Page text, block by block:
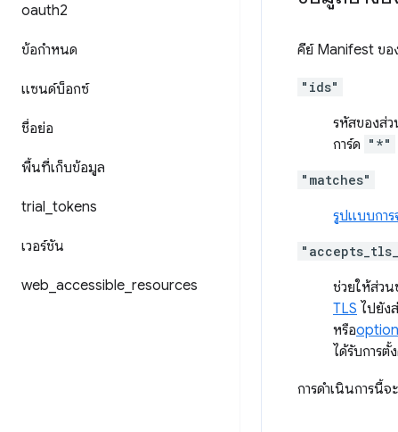
oauth2
ข้อกําหนด
แซนด์บ็อกซ์
ชื่อย่อ
พื้นที่เก็บข้อมูล
trial tokens
เวอร์ชัน
web accessible resources
คีย์ Manifest ขอ
"ids"
รหัสของส่ว
การ์ด "*"
"matches"
รูปแบบกา
ช่วยให้ส่ว
TLS ไปยัง
หรือ
ได้รับการ
การดำเนินการนี้